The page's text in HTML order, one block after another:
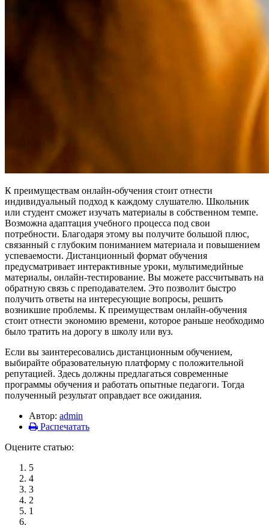
К преимуществам онлайн-обучения стоит отнести
индивидуальный подход к каждому слушателю. Школьник
или студент сможет изучать материалы в собственном темпе.
Возможна адаптация учебного процесса под свои
потребности. Благодаря этому вы получите большой плюс,
связанный с глубоким пониманием материала и повышением
успеваемости. Дистанционный формат обучения
предусматривает интерактивные уроки, мультимедийные
материалы, онлайн-тестирование. Вы можете рассчитывать на
обратную связь с преподавателем. Это позволит быстро
получить ответы на интересующие вопросы, решить
возникшие проблемы. К преимуществам онлайн-обучения
стоит отнести экономию времени, которое раньше необходимо
было тратить на дорогу в школу или вуз.
Если вы заинтересовались дистанционным обучением,
выбирайте образовательную платформу с положительной
репутацией. Здесь должны предлагаться современные
программы обучения и работать опытные педагоги. Тогда
полученный результат оправдает все ожидания.
Автор: admin
Распечатать
Оцените статью:
5
4
3
2
1